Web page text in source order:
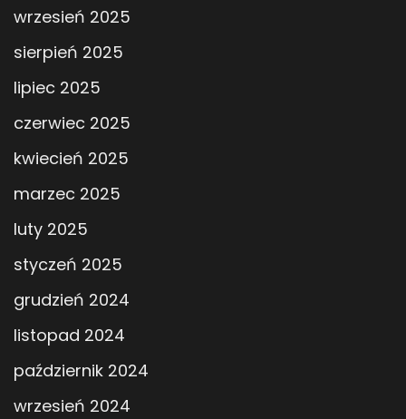
wrzesień 2025
sierpień 2025
lipiec 2025
czerwiec 2025
kwiecień 2025
marzec 2025
luty 2025
styczeń 2025
grudzień 2024
listopad 2024
październik 2024
wrzesień 2024